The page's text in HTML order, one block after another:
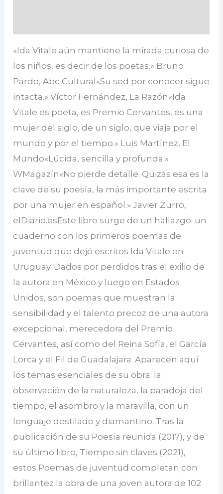
«Ida Vitale aún mantiene la mirada curiosa de
los niños, es decir de los poetas.» Bruno
Pardo, Abc Cultural«Su sed por conocer sigue
intacta.» Víctor Fernández, La Razón«Ida
Vitale es poeta, es Premio Cervantes, es una
mujer del siglo, de un siglo, que viaja por el
mundo y por el tiempo.» Luis Martínez, El
Mundo«Lúcida, sencilla y profunda.»
WMagazín«No pierde detalle. Quizás esa es la
clave de su poesía, la más importante escrita
por una mujer en español.» Javier Zurro,
elDiario.esEste libro surge de un hallazgo: un
cuaderno con los primeros poemas de
juventud que dejó escritos Ida Vitale en
Uruguay. Dados por perdidos tras el exilio de
la autora en México y luego en Estados
Unidos, son poemas que muestran la
sensibilidad y el talento precoz de una autora
excepcional, merecedora del Premio
Cervantes, así como del Reina Sofía, el García
Lorca y el Fil de Guadalajara. Aparecen aquí
los temas esenciales de su obra: la
observación de la naturaleza, la paradoja del
tiempo, el asombro y la maravilla, con un
lenguaje destilado y diamantino. Tras la
publicación de su Poesía reunida (2017), y de
su último libro, Tiempo sin claves (2021),
estos Poemas de juventud completan con
brillantez la obra de una joven autora de 102